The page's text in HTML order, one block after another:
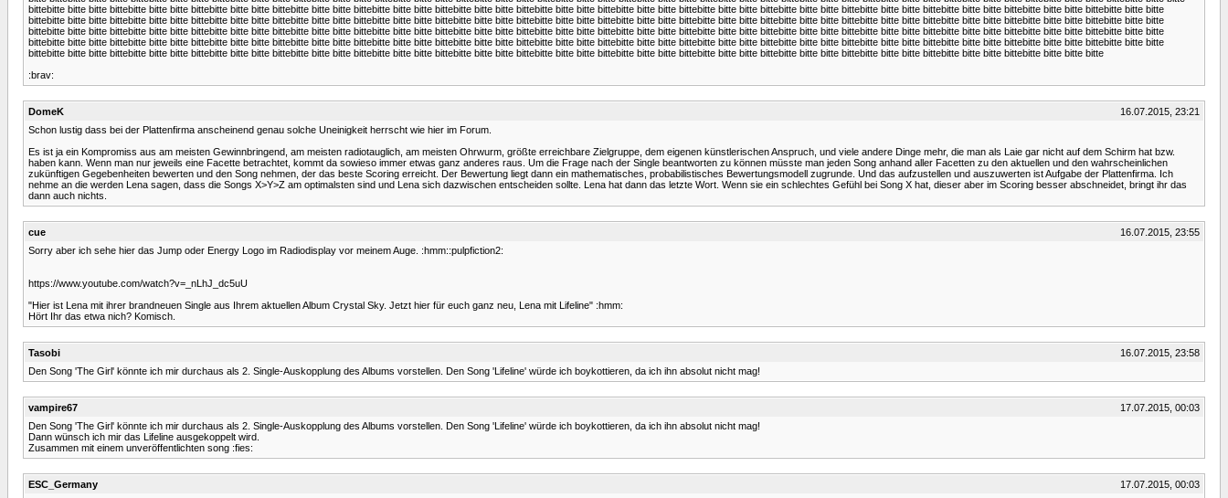
bittebitte bitte bitte bittebitte bitte bitte bittebitte bitte bitte bittebitte bitte bitte bittebitte bitte bitte bittebitte bitte bitte bittebitte bitte bitte bittebitte bitte bitte bittebitte bitte bitte bittebitte bitte bitte bittebitte bitte bitte bittebitte bitte bitte bittebitte bitte bitte bittebitte bitte bitte
bittebitte bitte bitte bittebitte bitte bitte bittebitte bitte bitte bittebitte bitte bitte bittebitte bitte bitte bittebitte bitte bitte bittebitte bitte bitte bittebitte bitte bitte bittebitte bitte bitte bittebitte bitte bitte bittebitte bitte bitte bittebitte bitte bitte bittebitte bitte bitte bittebitte bitte bitte
bittebitte bitte bitte bittebitte bitte bitte bittebitte bitte bitte bittebitte bitte bitte bittebitte bitte bitte bittebitte bitte bitte bittebitte bitte bitte bittebitte bitte bitte bittebitte bitte bitte bittebitte bitte bitte bittebitte bitte bitte bittebitte bitte bitte bittebitte bitte bitte bittebitte bitte bitte
bittebitte bitte bitte bittebitte bitte bitte bittebitte bitte bitte bittebitte bitte bitte bittebitte bitte bitte bittebitte bitte bitte bittebitte bitte bitte bittebitte bitte bitte bittebitte bitte bitte bittebitte bitte bitte bittebitte bitte bitte bittebitte bitte bitte bittebitte bitte bitte bittebitte bitte bitte
bittebitte bitte bitte bittebitte bitte bitte bittebitte bitte bitte bittebitte bitte bitte bittebitte bitte bitte bittebitte bitte bitte bittebitte bitte bitte bittebitte bitte bitte bittebitte bitte bitte bittebitte bitte bitte bittebitte bitte bitte bittebitte bitte bitte bittebitte bitte bitte bitte
:brav:
DomeK
16.07.2015, 23:21
Schon lustig dass bei der Plattenfirma anscheinend genau solche Uneinigkeit herrscht wie hier im Forum.
Es ist ja ein Kompromiss aus am meisten Gewinnbringend, am meisten radiotauglich, am meisten Ohrwurm, größte erreichbare Zielgruppe, dem eigenen künstlerischen Anspruch, und viele andere Dinge mehr, die man als Laie gar nicht auf dem Schirm hat bzw.
haben kann. Wenn man nur jeweils eine Facette betrachtet, kommt da sowieso immer etwas ganz anderes raus. Um die Frage nach der Single beantworten zu können müsste man jeden Song anhand aller Facetten zu den aktuellen und den wahrscheinlichen
zukünftigen Gegebenheiten bewerten und den Song nehmen, der das beste Scoring erreicht. Der Bewertung liegt dann ein mathematisches, probabilistisches Bewertungsmodell zugrunde. Und das aufzustellen und auszuwerten ist Aufgabe der Plattenfirma. Ich
nehme an die werden Lena sagen, dass die Songs X>Y>Z am optimalsten sind und Lena sich dazwischen entscheiden sollte. Lena hat dann das letzte Wort. Wenn sie ein schlechtes Gefühl bei Song X hat, dieser aber im Scoring besser abschneidet, bringt ihr das
dann auch nichts.
cue
16.07.2015, 23:55
Sorry aber ich sehe hier das Jump oder Energy Logo im Radiodisplay vor meinem Auge. :hmm::pulpfiction2:
https://www.youtube.com/watch?v=_nLhJ_dc5uU
"Hier ist Lena mit ihrer brandneuen Single aus Ihrem aktuellen Album Crystal Sky. Jetzt hier für euch ganz neu, Lena mit Lifeline" :hmm:
Hört Ihr das etwa nich? Komisch.
Tasobi
16.07.2015, 23:58
Den Song 'The Girl' könnte ich mir durchaus als 2. Single-Auskopplung des Albums vorstellen. Den Song 'Lifeline' würde ich boykottieren, da ich ihn absolut nicht mag!
vampire67
17.07.2015, 00:03
Den Song 'The Girl' könnte ich mir durchaus als 2. Single-Auskopplung des Albums vorstellen. Den Song 'Lifeline' würde ich boykottieren, da ich ihn absolut nicht mag!
Dann wünsch ich mir das Lifeline ausgekoppelt wird.
Zusammen mit einem unveröffentlichten song :fies:
ESC_Germany
17.07.2015, 00:03